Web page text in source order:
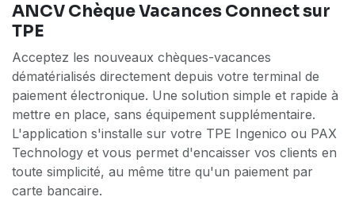
ANCV Chèque Vacances Connect sur
TPE
Acceptez les nouveaux chèques-vacances
dématérialisés directement depuis votre terminal de
paiement électronique. Une solution simple et rapide à
mettre en place, sans équipement supplémentaire.
L'application s'installe sur votre TPE Ingenico ou PAX
Technology et vous permet d'encaisser vos clients en
toute simplicité, au même titre qu'un paiement par
carte bancaire.